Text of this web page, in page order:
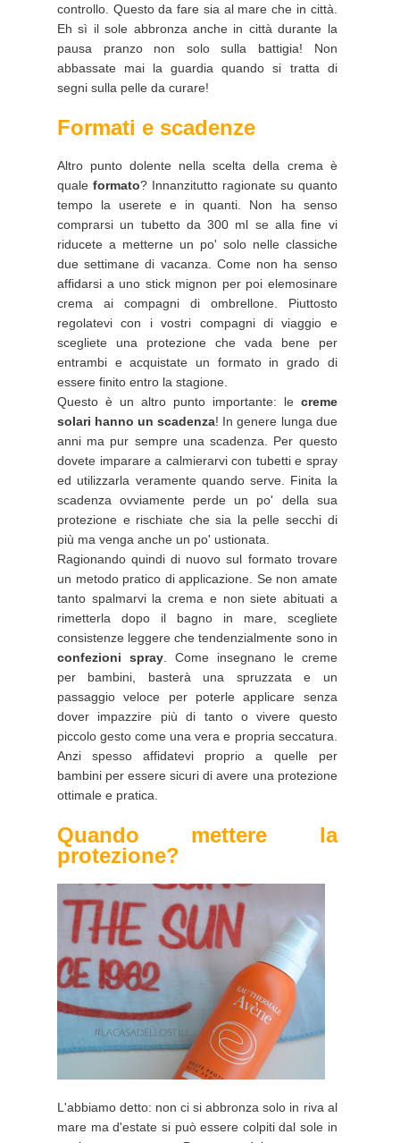
controllo. Questo da fare sia al mare che in città.
Eh sì il sole abbronza anche in città durante la
pausa pranzo non solo sulla battigia! Non
abbassate mai la guardia quando si tratta di
segni sulla pelle da curare!
Formati e scadenze
Altro punto dolente nella scelta della crema è
quale formato? Innanzitutto ragionate su quanto
tempo la userete e in quanti. Non ha senso
comprarsi un tubetto da 300 ml se alla fine vi
riducete a metterne un po' solo nelle classiche
due settimane di vacanza. Come non ha senso
affidarsi a uno stick mignon per poi elemosinare
crema ai compagni di ombrellone. Piuttosto
regolatevi con i vostri compagni di viaggio e
scegliete una protezione che vada bene per
entrambi e acquistate un formato in grado di
essere finito entro la stagione.
Questo è un altro punto importante: le creme
solari hanno un scadenza! In genere lunga due
anni ma pur sempre una scadenza. Per questo
dovete imparare a calmierarvi con tubetti e spray
ed utilizzarla veramente quando serve. Finita la
scadenza ovviamente perde un po' della sua
protezione e rischiate che sia la pelle secchi di
più ma venga anche un po' ustionata.
Ragionando quindi di nuovo sul formato trovare
un metodo pratico di applicazione. Se non amate
tanto spalmarvi la crema e non siete abituati a
rimetterla dopo il bagno in mare, scegliete
consistenze leggere che tendenzialmente sono in
confezioni spray. Come insegnano le creme
per bambini, basterà una spruzzata e un
passaggio veloce per poterle applicare senza
dover impazzire più di tanto o vivere questo
piccolo gesto come una vera e propria seccatura.
Anzi spesso affidatevi proprio a quelle per
bambini per essere sicuri di avere una protezione
ottimale e pratica.
Quando mettere la
protezione?
L'abbiamo detto: non ci si abbronza solo in riva al
mare ma d'estate si può essere colpiti dal sole in